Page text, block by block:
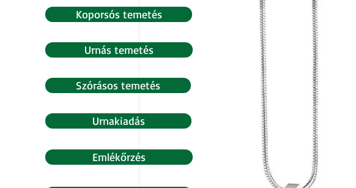
Koporsós temetés
Urnás temetés
Szórásos temetés
Urnakiadás
Emlékőrzés